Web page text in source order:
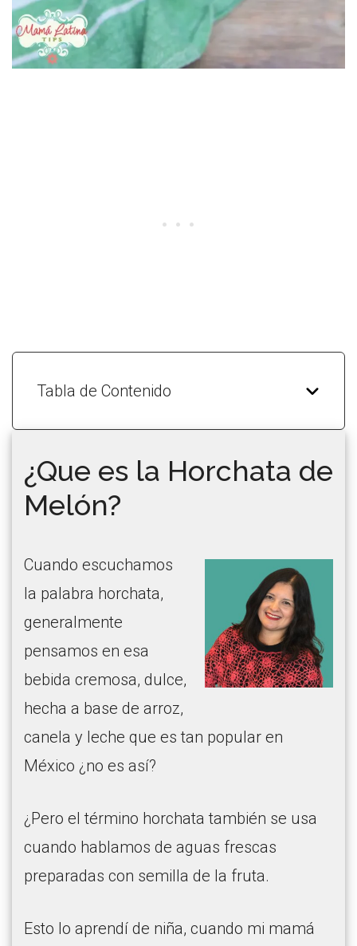
Tabla de Contenido
¿Que es la Horchata de
Melón?
Cuando escuchamos
la palabra horchata,
generalmente
pensamos en esa
bebida cremosa, dulce,
hecha a base de arroz,
canela y leche que es tan popular en
México ¿no es así?
¿Pero el término horchata también se usa
cuando hablamos de aguas frescas
preparadas con semilla de la fruta.
Esto lo aprendí de niña, cuando mi mamá